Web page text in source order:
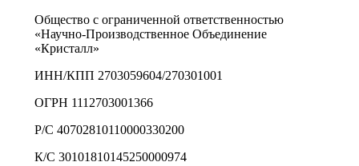
Общество с ограниченной ответственностью
«Научно-Производственное Объединение
«Кристалл»
ИНН/КПП 2703059604/270301001
ОГРН 1112703001366
Р/С 40702810110000330200
К/С 30101810145250000974